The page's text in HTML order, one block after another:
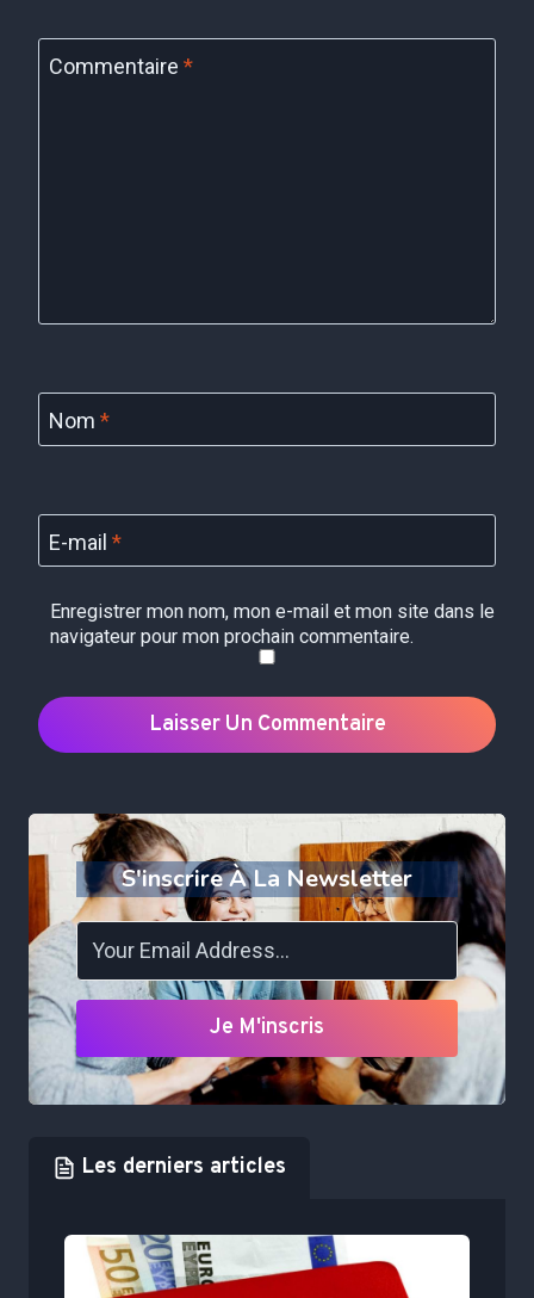
Commentaire *
Nom *
E-mail *
Enregistrer mon nom, mon e-mail et mon site dans le
navigateur pour mon prochain commentaire.
S'inscrire À La Newsletter
Je M'inscris
Les derniers articles